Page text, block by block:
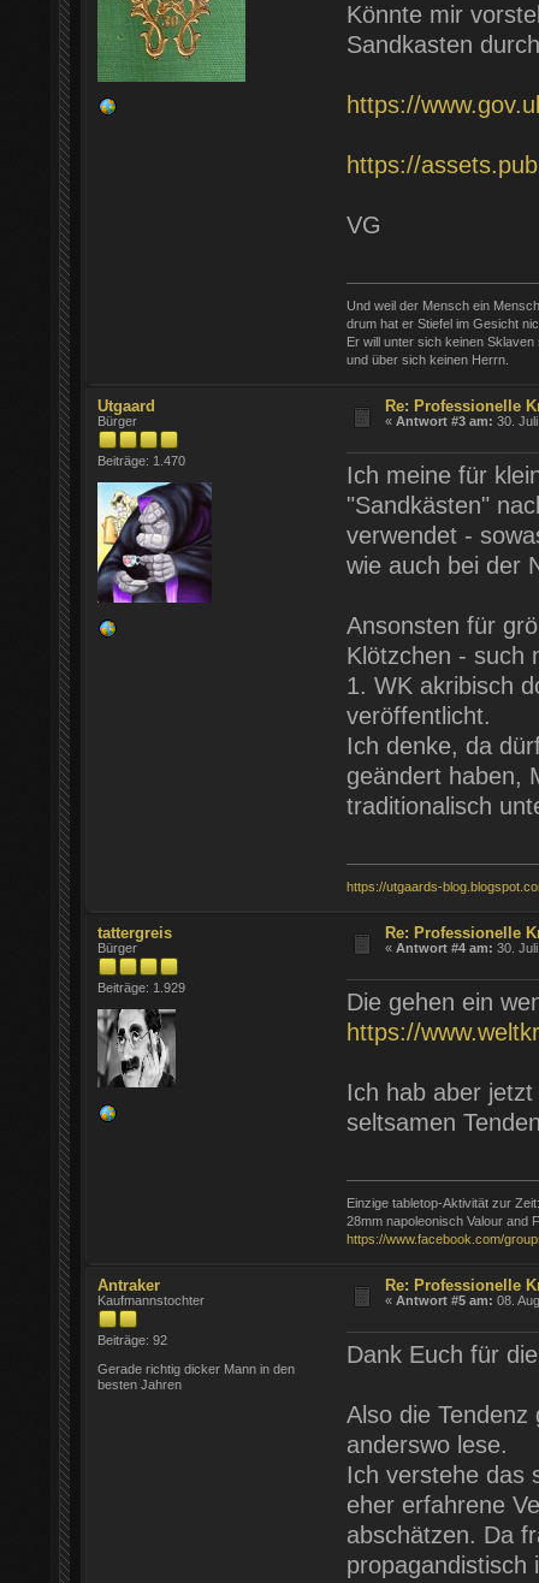
Könnte mir
Sandkasten
https://
https://
VG
Und weil der Mensch ein
drum hat er Stiefel im Gesicht
Er will unter sich keinen Sklaven
und über sich keinen Herrn.
Utgaard
Bürger
Beiträge: 1.470
Re: Professionelle
«Antwort #3 am: 30.
Ich meine für
"Sandkästen"
verwendet -
wie auch bei der
Ansonsten für
Klötzchen - such
1. WK akribisch
veröffentlicht.
Ich denke, da
geändert haben,
traditionalisch
https://utgaards-
tattergreis
Bürger
Beiträge: 1.929
Re: Professionelle
«Antwort #4 am: 30.
Die gehen ein
https://
Ich hab aber
seltsamen
Einzige tabletop-Aktivität zur Zeit:
28mm napoleonisch Valour and
https://www.facebook.com/
Antraker
Kaufmannstochter
Beiträge: 92
Gerade richtig dicker Mann in den
besten Jahren
Re: Professionelle
«Antwort #5 am: 08.
Dank Euch für
Also die
anderswo lese.
Ich verstehe das
eher erfahrene
abschätzen. Da
propagandistisch